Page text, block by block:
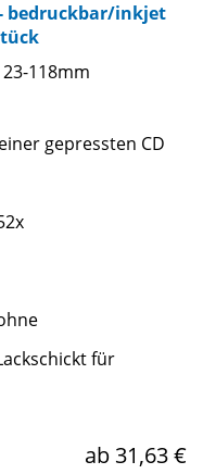
bedruckbar/inkjet
118mm
gepressten CD
für
ab 31,63 €